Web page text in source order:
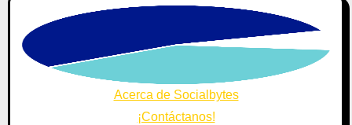
Acerca de Socialbytes
¡Contáctanos!